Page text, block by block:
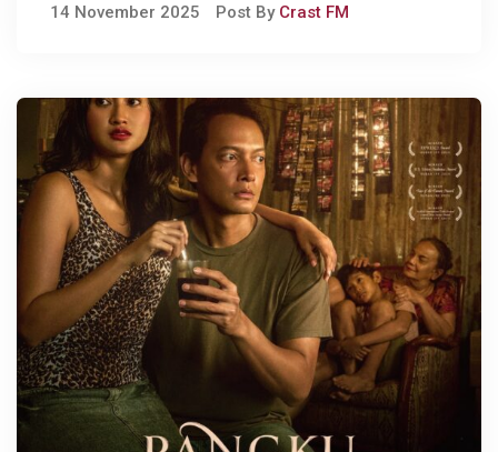
14 November 2025 Post By Crast FM